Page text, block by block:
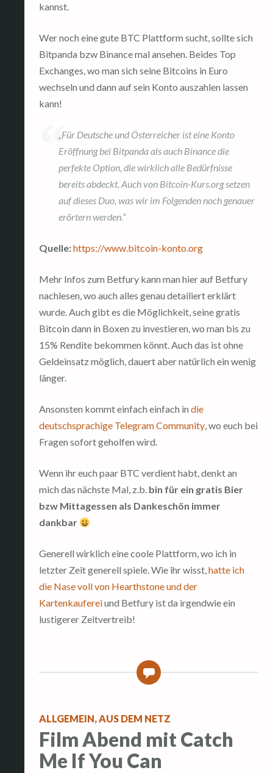
kannst.
Wer noch eine gute BTC Plattform sucht, sollte sich
Bitpanda bzw Binance mal ansehen. Beides Top
Exchanges, wo man sich seine Bitcoins in Euro
wechseln und dann auf sein Konto auszahlen lassen
kann!
„Für Deutsche und Österreicher ist eine Konto
Eröffnung bei Bitpanda als auch Binance die
perfekte Option, die wirklich alle Bedürfnisse
bereits abdeckt. Auch von Bitcoin-Kurs.org setzen
auf dieses Duo, was wir im Folgenden noch genauer
erörtern werden.“
Quelle:https://www.bitcoin-konto.org
Mehr Infos zum Betfury kann man hier auf Betfury
nachlesen, wo auch alles genau detailiert erklärt
wurde. Auch gibt es die Möglichkeit, seine gratis
Bitcoin dann in Boxen zu investieren, wo man bis zu
15% Rendite bekommen könnt. Auch das ist ohne
Geldeinsatz möglich, dauert aber natürlich ein wenig
länger.
Ansonsten kommt einfach einfach in die
deutschsprachige Telegram Community, wo euch bei
Fragen sofort geholfen wird.
Wenn ihr euch paar BTC verdient habt, denkt an
mich das nächste Mal, z.b. bin für ein gratis Bier
bzw Mittagessen als Dankeschön immer
dankbar
Generell wirklich eine coole Plattform, wo ich in
letzter Zeit generell spiele. Wie ihr wisst,hatte ich
die Nase voll von Hearthstone und der
Kartenkaufereiund Betfury ist da irgendwie ein
lustigerer Zeitvertreib!
0
ALLGEMEIN,AUS DEM NETZ
Film Abend mit Catch
Me If You Can